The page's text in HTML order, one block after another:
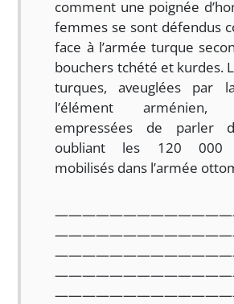
comment une poignée
femmes se sont défendus
face à l’armée turque
bouchers tchété et kurdes.
turques, aveuglées par
l’élément
empressées de parler
oubliant les 120 000
mobilisés dans l’armée